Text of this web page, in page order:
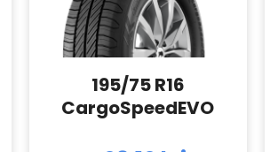
195/75 R16
CargoSpeedEVO